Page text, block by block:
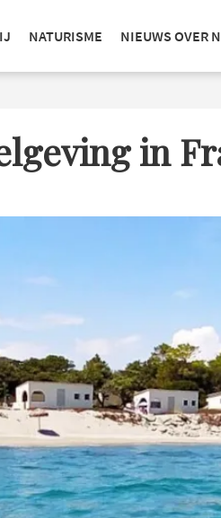
NATURISME NIEUWS OVER
in